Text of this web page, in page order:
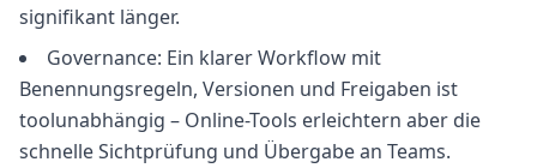
signifikant länger.
Governance: Ein klarer Workflow mit
Benennungsregeln, Versionen und Freigaben ist
toolunabhängig – Online-Tools erleichtern aber die
schnelle Sichtprüfung und Übergabe an Teams.